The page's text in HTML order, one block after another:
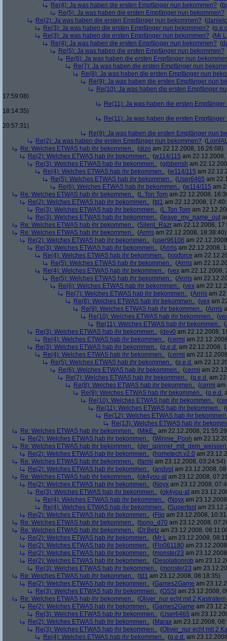
Re(4): Ja was haben die ersten Empfänger nun bekommen? (
Re(5): Ja was haben die ersten Empfänger nun bekommen?
Re(2): Ja was haben die ersten Empfänger nun bekommen? (
Re(3): Ja was haben die ersten Empfänger nun bekommen? (
Re(3): Ja was haben die ersten Empfänger nun bekommen? (Mr L
Re(4): Ja was haben die ersten Empfänger nun bekommen? (
Re(5): Ja was haben die ersten Empfänger nun bekommen?
Re(6): Ja was haben die ersten Empfänger nun
Re(7): Ja was haben die ersten Empfänger nun
Re(8): Ja was haben die ersten Empfänger nun
Re(9): Ja was haben die ersten Empfänger nun
Re(10): Ja was haben die ersten Empfänger
17:59:08)
Re(11): Ja was haben die ersten
18:14:35)
Re(11): Ja was haben die ersten
20:57:31)
Re(9): Ja was haben die ersten Empfänger nun
Re(2): Ja was haben die ersten Empfänger nun bekommen? (
Re: Welches ETWAS hab ihr bekommen.. (dizo am 22.12.2008, 16:26:08)
Re(2): Welches ETWAS hab ihr bekommen.. (w114/115 am
Re(3): Welches ETWAS hab ihr bekommen.. (gibberish am
Re(4): Welches ETWAS hab ihr bekommen.. (w114/115 am
Re(5): Welches ETWAS hab ihr bekommen.. (User6465 am
Re(6): Welches ETWAS hab ihr bekommen.. (w114/115 am
Re: Welches ETWAS hab ihr bekommen.. (L.Ton Tom am 22.12.2008,
Re(2): Welches ETWAS hab ihr bekommen.. (td1 am 22.12.2008,
Re(3): Welches ETWAS hab ihr bekommen.. (L.Ton Tom am
Re(3): Welches ETWAS hab ihr bekommen.. ( leave_my_name_out
Re: Welches ETWAS hab ihr bekommen.. (Silent_Razr am 22.12.2008,
Re: Welches ETWAS hab ihr bekommen.. (Arrris am 22.12.2008, 18:38:40)
Re(2): Welches ETWAS hab ihr bekommen.. (user96106 am
Re(3): Welches ETWAS hab ihr bekommen.. (Arrris am 22.12.2008,
Re(4): Welches ETWAS hab ihr bekommen.. (xxxforce am
Re(5): Welches ETWAS hab ihr bekommen.. (Arrris am
Re(4): Welches ETWAS hab ihr bekommen.. (vex am 22.12.2008,
Re(5): Welches ETWAS hab ihr bekommen.. (Arrris am
Re(6): Welches ETWAS hab ihr bekommen.. (vex am
Re(7): Welches ETWAS hab ihr bekommen.. (Arrris am
Re(8): Welches ETWAS hab ihr bekommen.. (vex am
Re(9): Welches ETWAS hab ihr bekommen.. (Arrris
Re(10): Welches ETWAS hab ihr bekommen.. (
Re(11): Welches ETWAS hab ihr bekommen.. (
Re(3): Welches ETWAS hab ihr bekommen.. (dev0 am 22.12.2008,
Re(4): Welches ETWAS hab ihr bekommen.. (cermi am
Re(3): Welches ETWAS hab ihr bekommen.. (q.e.d. am 22.12.2008,
Re(4): Welches ETWAS hab ihr bekommen.. (cermi am
Re(5): Welches ETWAS hab ihr bekommen.. (q.e.d. am
Re(6): Welches ETWAS hab ihr bekommen.. (cermi am
Re(7): Welches ETWAS hab ihr bekommen.. (q.e.d. am
Re(8): Welches ETWAS hab ihr bekommen.. (cermi am
Re(9): Welches ETWAS hab ihr bekommen.. (q.e.d.
Re(10): Welches ETWAS hab ihr bekommen.. (
Re(11): Welches ETWAS hab ihr bekommen.. (
Re(12): Welches ETWAS hab ihr
Re(13): Welches ETWAS hab ihr
Re: Welches ETWAS hab ihr bekommen.. (MikE_
am 22.12.2008,
Re(2): Welches ETWAS hab ihr bekommen.. (Winnie_Pooh am
Re: Welches ETWAS hab ihr bekommen.. (
Re(2): Welches ETWAS hab ihr bekommen.. (hometech.v2.0 am
Re: Welches ETWAS hab ihr bekommen.. (farmi am 23.12.2008, 03:24:54)
Re(2): Welches ETWAS hab ihr bekommen.. (andvol am 23.12.2008,
Re: Welches ETWAS hab ihr bekommen.. (ok4you-at am 23.12.2008,
Re(2): Welches ETWAS hab ihr bekommen.. (Noyx am 23.12.2008,
Re(3): Welches ETWAS hab ihr bekommen.. (ok4you-at am
Re(4): Welches ETWAS hab ihr bekommen.. (Noyx am
Re(4): Welches ETWAS hab ihr bekommen.. (Superfast am
Re(2): Welches ETWAS hab ihr bekommen.. (Flip am 23.12.2008,
Re: Welches ETWAS hab ihr bekommen.. (bono_d70 am 23.12.2008,
Re: Welches ETWAS hab ihr bekommen.. (Dr.Betz am 23.12.2008,
Re(2): Welches ETWAS hab ihr bekommen.. (Mr L am 23.12.2008,
Re(2): Welches ETWAS hab ihr bekommen.. (Flo061180 am
Re(2): Welches ETWAS hab ihr bekommen.. (monster23 am
Re(2): Welches ETWAS hab ihr bekommen.. (Desolationrob am
Re(3): Welches ETWAS hab ihr bekommen.. (monster23 am
Re: Welches ETWAS hab ihr bekommen.. (td1 am 23.12.2008, 08:18:35)
Re(2): Welches ETWAS hab ihr bekommen.. (Games2Game am
Re(3): Welches ETWAS hab ihr bekommen.. (OSSI am 23.12.2008,
Re: Welches ETWAS hab ihr bekommen.. (Oliver_nur echt mit 2
Re(2): Welches ETWAS hab ihr bekommen.. (Games2Game am
Re(3): Welches ETWAS hab ihr bekommen.. (User6465 am
Re(2): Welches ETWAS hab ihr bekommen.. (Marax am 23.12.2008,
Re(3): Welches ETWAS hab ihr bekommen.. (Oliver_nur echt mit 2
Re(4): Welches ETWAS hab ihr bekommen.. (q.e.d. am